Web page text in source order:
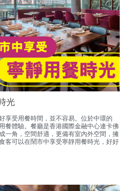
光
享受用餐時間，並不容易。位於中環的
餐體驗。餐廳是香港國際金融中心連卡佛
一角，空間舒適，更備有室內外空間，擁
客可以在鬧市中享受寧靜用餐時光，好好